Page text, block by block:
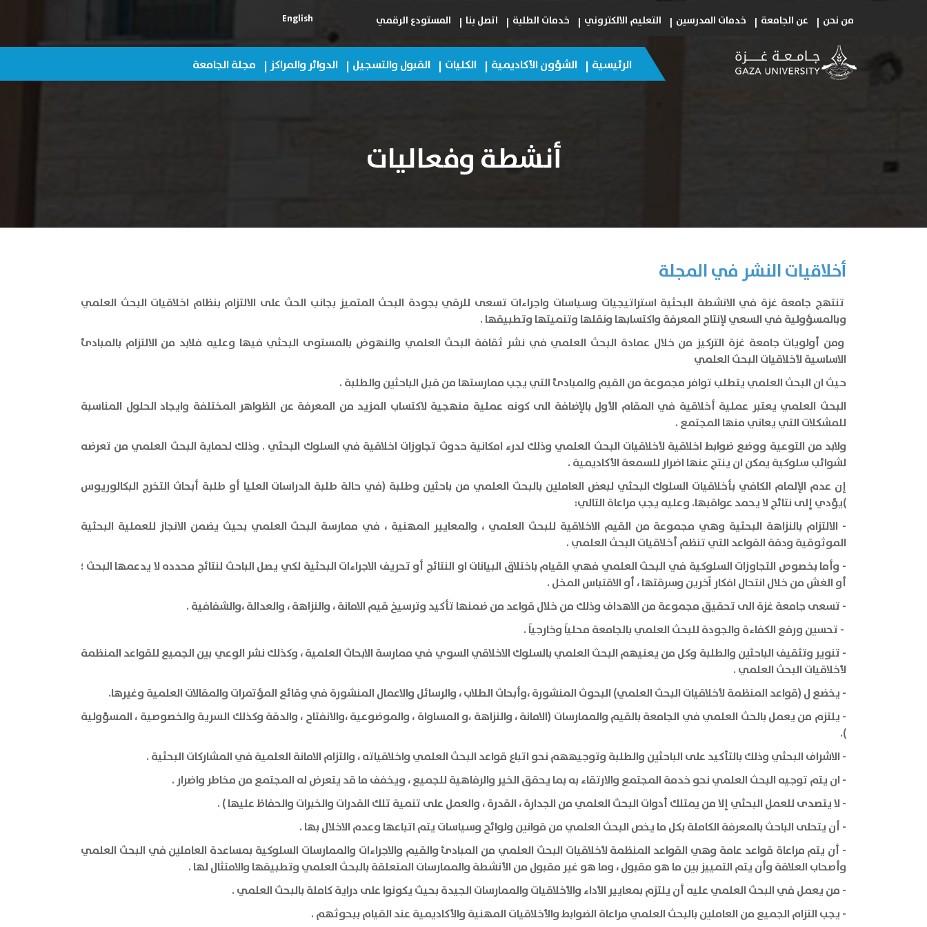
من نحن عن الجامعة خدمات المدرسين التعليم الالكتروني خدمات الطلبة اتصل بنا المستودع الرقمي English
الرئيسية الشؤون الأكاديمية الكليات القبول والتسجيل الدوائر والمراكز مجلة الجامعة
أنشطة وفعاليات
أخلاقيات النشر في المجلة
تنتهج جامعة غزة في الانشطة البحثية استراتيجيات وسياسات واجراءات تسعى للرقي بجودة البحث المتميز بجانب الحث على الالتزام بنظام اخلاقيات البحث العلمي
وبالمسؤولية في السعي لإنتاج المعرفة واكتسابها ونقلها وتنميتها وتطبيقها .
ومن أولويات جامعة غزة التركيز من خلال عمادة البحث العلمي في نشر ثقافة البحث العلمي والنهوض بالمستوى البحثي فيها وعليه فلابد من الالتزام بالمبادئ
الاساسية لأخلاقيات البحث العلمي
حيث ان البحث العلمي يتطلب توافر مجموعة من القيم والمبادئ التي يجب ممارستها من قبل الباحثين والطلبة .
البحث العلمي يعتبر عملية أخلاقية في المقام الأول بالإضافة الى كونه عملية منهجية لاكتساب المزيد من المعرفة عن الظواهر المختلفة وايجاد الحلول المناسبة
للمشكلات التي يعاني منها المجتمع .
ولابد من التوعية ووضع ضوابط اخلاقية لأخلاقيات البحث العلمي وذلك لدرء امكانية حدوث تجاوزات اخلاقية في السلوك البحثي . وذلك لحماية البحث العلمي من تعرضه
لشوائب سلوكية يمكن ان ينتج عنها اضرار للسمعة الأكاديمية .
إن عدم الإلمام الكافي بأخلاقيات السلوك البحثي لبعض العاملين بالبحث العلمي من باحثين وطلبة (في حالة طلبة الدراسات العليا أو طلبة أبحاث التخرج البكالوريوس
)يؤدي إلى نتائج لا يحمد عواقبها. وعليه يجب مراعاة التالي:
- الالتزام بالنزاهة البحثية وهي مجموعة من القيم الاخلاقية للبحث العلمي ، والمعايير المهنية ، في ممارسة البحث العلمي بحيث يضمن الانجاز للعملية البحثية
الموثوقية ودقة القواعد التي تنظم أخلاقيات البحث العلمي .
- وأما بخصوص التجاوزات السلوكية في البحث العلمي فهي القيام باختلاق البيانات او النتائج أو تحريف الاجراءات البحثية لكي يصل الباحث لنتائج محدده لا يدعمها البحث ؛
أو الغش من خلال انتحال افكار آخرين وسرقتها ، أو الاقتباس المخل .
- تسعى جامعة غزة الى تحقيق مجموعة من الاهداف وذلك من خلال قواعد من ضمنها تأكيد وترسيخ قيم الامانة ، والنزاهة ، والعدالة ،والشفافية .
- تحسين ورفع الكفاءة والجودة للبحث العلمي بالجامعة محلياَ وخارجياَ .
- تنوير وتثقيف الباحثين والطلبة وكل من يعنيهم البحث العلمي بالسلوك الاخلاقي السوي في ممارسة الابحاث العلمية ، وكذلك نشر الوعي بين الجميع للقواعد المنظمة
لأخلاقيات البحث العلمي .
- يخضع ل (قواعد المنظمة لأخلاقيات البحث العلمي) البحوث المنشورة ،وأبحاث الطلاب ، والرسائل والاعمال المنشورة في وقائع المؤتمرات والمقالات العلمية وغيرها.
- يلتزم من يعمل بالحث العلمي في الجامعة بالقيم والممارسات (الامانة ، والنزاهة ،و المساواة ، والموضوعية ،والانفتاح ، والدقة وكذلك السرية والخصوصية ، المسؤولية
).
- الاشراف البحثي وذلك بالتأكيد على الباحثين والطلبة وتوجيههم نحو اتباع قواعد البحث العلمي واخلاقياته ، والتزام الامانة العلمية في المشاركات البحثية .
- ان يتم توجيه البحث العلمي نحو خدمة المجتمع والارتقاء به بما يحقق الخير والرفاهية للجميع ، ويخفف ما قد يتعرض له المجتمع من مخاطر واضرار .
- لا يتصدى للعمل البحثي إلا من يمتلك أدوات البحث العلمي من الجدارة ، القدرة ، والعمل على تنمية تلك القدرات والخبرات والحفاظ عليها ) .
- أن يتحلى الباحث بالمعرفة الكاملة بكل ما يخص البحث العلمي من قوانين ولوائح وسياسات يتم اتباعها وعدم الاخلال بها .
- أن يتم مراعاة قواعد عامة وهي القواعد المنظمة لأخلاقيات البحث العلمي من المبادئ والقيم والاجراءات والممارسات السلوكية بمساعدة العاملين في البحث العلمي
وأصحاب العلاقة وأن يتم التمييز بين ما هو مقبول ، وما هو غير مقبول من الأنشطة والممارسات المتعلقة بالبحث العلمي وتطبيقها والامتثال لها .
- من يعمل في البحث العلمي عليه أن يلتزم بمعايير الأداء والأخلاقيات والممارسات الجيدة بحيث يكونوا على دراية كاملة بالبحث العلمي .
- يجب التزام الجميع من العاملين بالبحث العلمي مراعاة الضوابط والأخلاقيات المهنية والأكاديمية عند القيام ببحوثهم .